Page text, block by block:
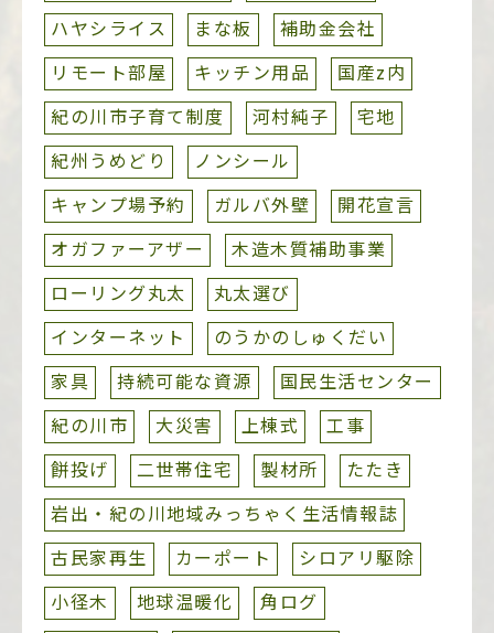
ハヤシライス
まな板
補助金会社
リモート部屋
キッチン用品
国産z内
紀の川市子育て制度
河村純子
宅地
紀州うめどり
ノンシール
キャンプ場予約
ガルバ外壁
開花宣言
オガファーアザー
木造木質補助事業
ローリング丸太
丸太選び
インターネット
のうかのしゅくだい
家具
持続可能な資源
国民生活センター
紀の川市
大災害 上棟式
工事
餅投げ
二世帯住宅 製材所
たたき
岩出・紀の川地域みっちゃく生活情報誌
古民家再生
カーポート
シロアリ駆除
小径木
地球温暖化
角ログ